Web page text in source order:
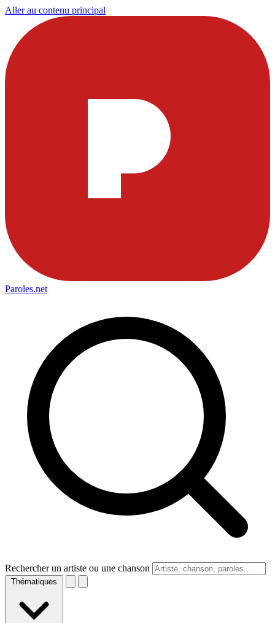
Aller au contenu principal
Paroles.net
Rechercher un artiste ou une chanson
Thématiques